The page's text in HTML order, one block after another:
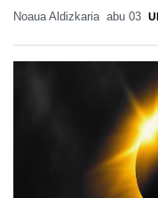
Noaua Aldizkaria abu 03